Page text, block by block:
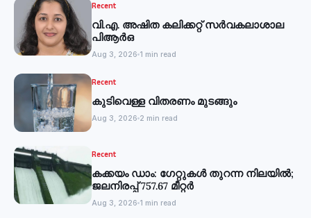
Recent
വി.എ. അഷിത കലിക്കറ്റ് സർവകലാശാല
പിആർഒ
Aug 3, 2026 1 min read
Recent
കുടിവെള്ള വിതരണം മുടങ്ങും
Aug 3, 2026 2 min read
Recent
കക്കയം ഡാം: ഗേറ്റുകൾ തുറന്ന നിലയിൽ;
ജലനിരപ്പ് 757.67 മീറ്റർ
Aug 3, 2026 1 min read